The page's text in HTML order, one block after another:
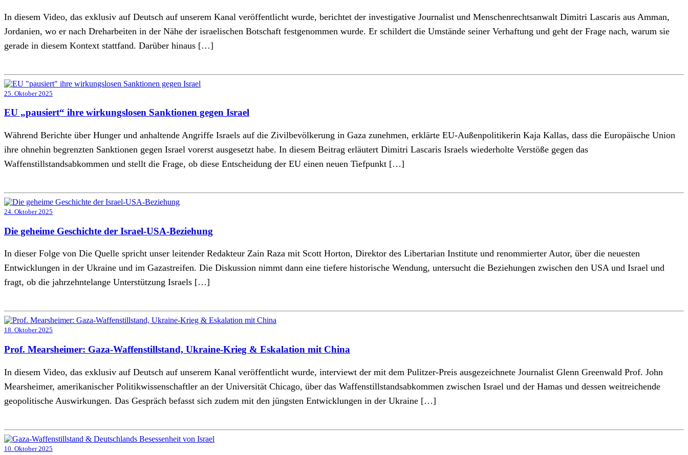
In diesem Video, das exklusiv auf Deutsch auf unserem Kanal veröffentlicht wurde, berichtet der investigative Journalist und Menschenrechtsanwalt Dimitri Lascaris aus Amman,
Jordanien, wo er nach Dreharbeiten in der Nähe der israelischen Botschaft festgenommen wurde. Er schildert die Umstände seiner Verhaftung und geht der Frage nach, warum sie
gerade in diesem Kontext stattfand. Darüber hinaus […]
25. Oktober 2025
EU „pausiert“ ihre wirkungslosen Sanktionen gegen Israel
Während Berichte über Hunger und anhaltende Angriffe Israels auf die Zivilbevölkerung in Gaza zunehmen, erklärte EU-Außenpolitikerin Kaja Kallas, dass die Europäische Union
ihre ohnehin begrenzten Sanktionen gegen Israel vorerst ausgesetzt habe. In diesem Beitrag erläutert Dimitri Lascaris Israels wiederholte Verstöße gegen das
Waffenstillstandsabkommen und stellt die Frage, ob diese Entscheidung der EU einen neuen Tiefpunkt […]
24. Oktober 2025
Die geheime Geschichte der Israel-USA-Beziehung
In dieser Folge von Die Quelle spricht unser leitender Redakteur Zain Raza mit Scott Horton, Direktor des Libertarian Institute und renommierter Autor, über die neuesten
Entwicklungen in der Ukraine und im Gazastreifen. Die Diskussion nimmt dann eine tiefere historische Wendung, untersucht die Beziehungen zwischen den USA und Israel und
fragt, ob die jahrzehntelange Unterstützung Israels […]
18. Oktober 2025
Prof. Mearsheimer: Gaza-Waffenstillstand, Ukraine-Krieg & Eskalation mit China
In diesem Video, das exklusiv auf Deutsch auf unserem Kanal veröffentlicht wurde, interviewt der mit dem Pulitzer-Preis ausgezeichnete Journalist Glenn Greenwald Prof. John
Mearsheimer, amerikanischer Politikwissenschaftler an der Universität Chicago, über das Waffenstillstandsabkommen zwischen Israel und der Hamas und dessen weitreichende
geopolitische Auswirkungen. Das Gespräch befasst sich zudem mit den jüngsten Entwicklungen in der Ukraine […]
10. Oktober 2025